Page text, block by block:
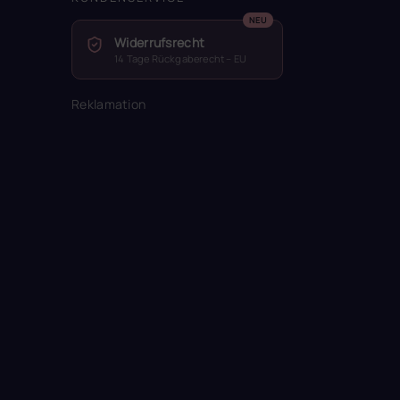
Widerrufsrecht
14 Tage Rückgaberecht – EU
Reklamation